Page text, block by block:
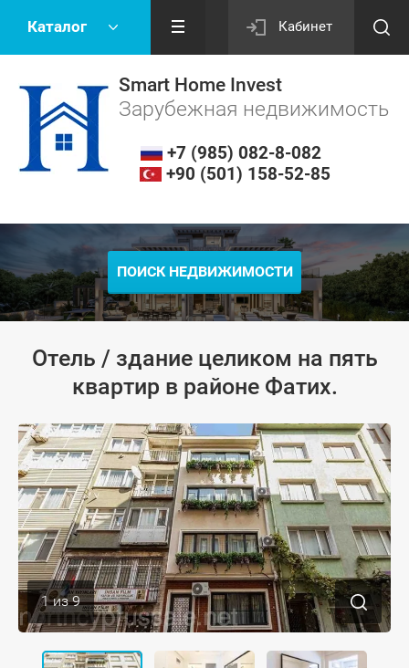
Каталог Кабинет
Smart Home Invest
Зарубежная недвижимость
+7 (985) 082-8-082
+90 (501) 158-52-85
ПОИСК НЕДВИЖИМОСТИ
Отель / здание целиком на пять
квартир в районе Фатих.
1из9